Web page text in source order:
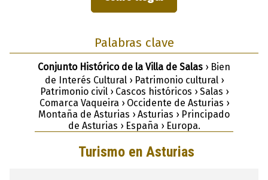
Palabras clave
Conjunto Histórico de la Villa de Salas › Bien
de Interés Cultural › Patrimonio cultural ›
Patrimonio civil › Cascos históricos › Salas ›
Comarca Vaqueira › Occidente de Asturias ›
Montaña de Asturias › Asturias › Principado
de Asturias › España › Europa.